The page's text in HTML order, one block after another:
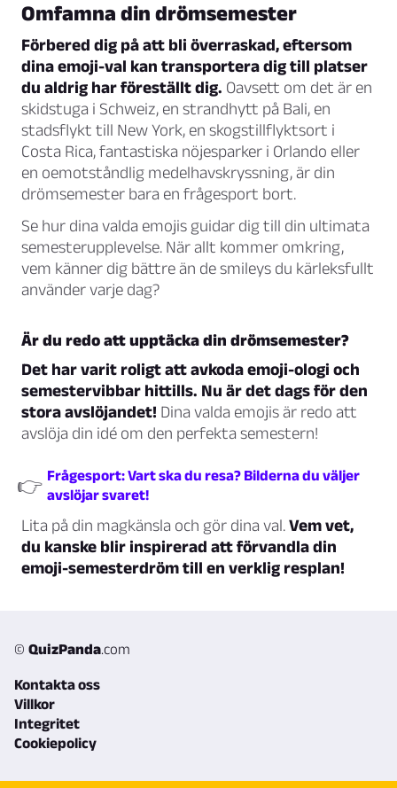
Omfamna din drömsemester
Förbered dig på att bli överraskad, eftersom
dina emoji-val kan transportera dig till platser
du aldrig har föreställt dig. Oavsett om det är en
skidstuga i Schweiz, en strandhytt på Bali, en
stadsflykt till New York, en skogstillflyktsort i
Costa Rica, fantastiska nöjesparker i Orlando eller
en oemotståndlig medelhavskryssning, är din
drömsemester bara en frågesport bort.
Se hur dina valda emojis guidar dig till din ultimata
semesterupplevelse. När allt kommer omkring,
vem känner dig bättre än de smileys du kärleksfullt
använder varje dag?
Är du redo att upptäcka din drömsemester?
Det har varit roligt att avkoda emoji-ologi och
semestervibbar hittills. Nu är det dags för den
stora avslöjandet! Dina valda emojis är redo att
avslöja din idé om den perfekta semestern!
👉 Frågesport: Vart ska du resa? Bilderna du väljer
avslöjar svaret!
Lita på din magkänsla och gör dina val.Vem vet,
du kanske blir inspirerad att förvandla din
emoji-semesterdröm till en verklig resplan!
© QuizPanda.com
Kontakta oss
Villkor
Integritet
Cookiepolicy